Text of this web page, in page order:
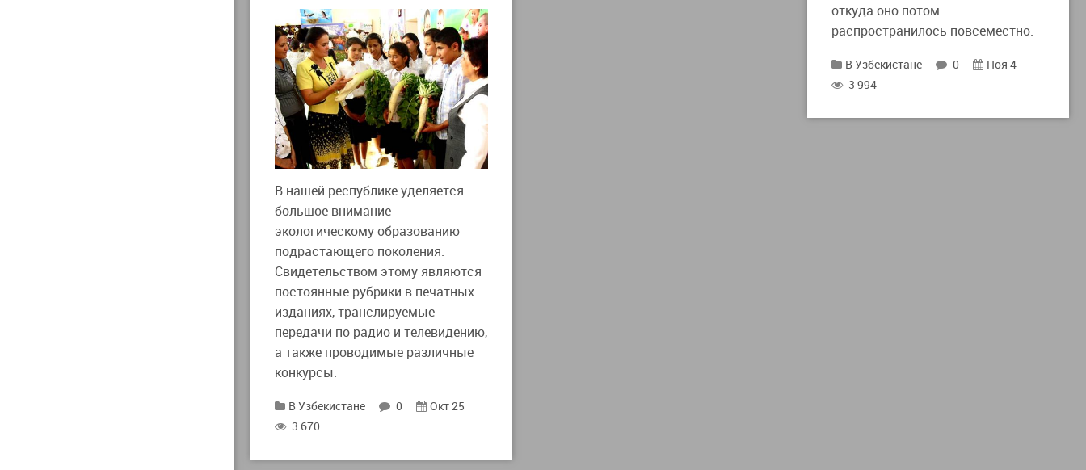
откуда оно потом
распространилось повсеместно.
В Узбекистане 0
Ноя 4
3 994
В нашей республике уделяется
большое внимание
экологическому образованию
подрастающего поколения.
Свидетельством этому являются
постоянные рубрики в печатных
изданиях, транслируемые
передачи по радио и телевидению,
а также проводимые различные
конкурсы.
В Узбекистане 0
Окт 25
3 670